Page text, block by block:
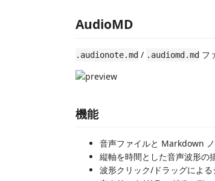
AudioMD
.audionote.md / .audiomd.md フ
機能
音声ファイルと Markdown
縦軸を時間とした音声波形の
波形クリック/ドラッグによる